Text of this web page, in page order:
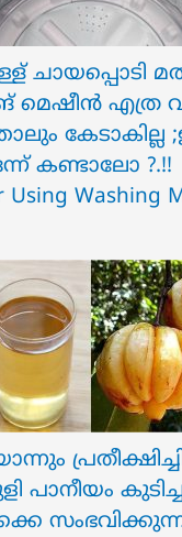
ചായപ്പൊടി
മെഷീൻ എത്ര
കണ്ടാലോ ?.!!
Using Washing
പാനീയം